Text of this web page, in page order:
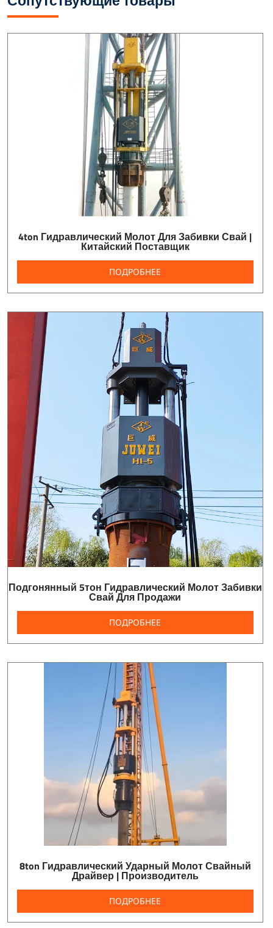
4ton Гидравлический Молот Для Забивки Свай |
Китайский Поставщик
ПОДРОБНЕЕ
Подгонянный 5тон Гидравлический Молот Забивки
Свай Для Продажи
ПОДРОБНЕЕ
8ton Гидравлический Ударный Молот Свайный
Драйвер | Производитель
ПОДРОБНЕЕ